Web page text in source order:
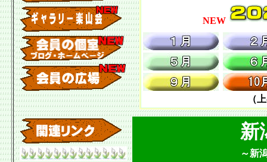
NEW
（
新
～新